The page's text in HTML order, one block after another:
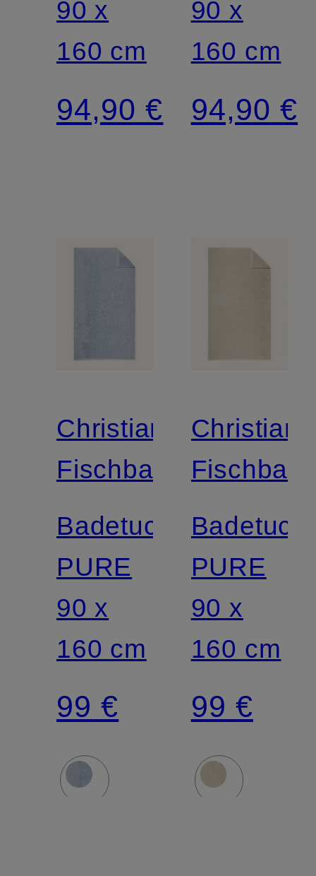
90 x
160 cm
94,90 €
90 x
160 cm
94,90 €
Christian
Fischbacher
Badetuch
PURE
90 x
160 cm
99 €
Christian
Badetuch
PURE
90 x
160 cm
99 €